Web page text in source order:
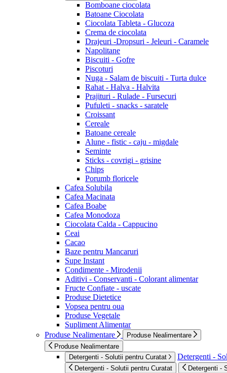
Bomboane ciocolata
Batoane Ciocolata
Ciocolata Tableta - Glucoza
Crema de ciocolata
Drajeuri -Dropsuri - Jeleuri - Caramele
Napolitane
Biscuiti - Gofre
Piscoturi
Nuga - Salam de biscuiti - Turta dulce
Rahat - Halva - Halvita
Prajituri - Rulade - Fursecuri
Pufuleti - snacks - saratele
Croissant
Cereale
Batoane cereale
Alune - fistic - caju - migdale
Seminte
Sticks - covrigi - grisine
Chips
Porumb floricele
Cafea Solubila
Cafea Macinata
Cafea Boabe
Cafea Monodoza
Ciocolata Calda - Cappucino
Ceai
Cacao
Baze pentru Mancaruri
Supe Instant
Condimente - Mirodenii
Aditivi - Conservanti - Colorant alimentar
Fructe Confiate - uscate
Produse Dietetice
Vopsea pentru oua
Produse Vegetale
Supliment Alimentar
Produse Nealimentare
Produse Nealimentare
Produse Nealimentare
Detergenti - Solutii pentru Curatat
Detergenti -
Detergenti - Solutii pentru Curatat Detergenti -